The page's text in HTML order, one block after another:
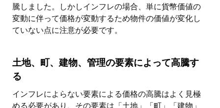
騰しました。しかしインフレの場合、単に貨幣価値の
変動に伴って価格が変動するため物件の価値が変化し
ていない点に注意が必要です。
土地、町、建物、管理の要素によって高騰す
る
インフレによらない要素による価格の高騰はよく見極
める必要があり、その要素は「土地」「町」「建物」